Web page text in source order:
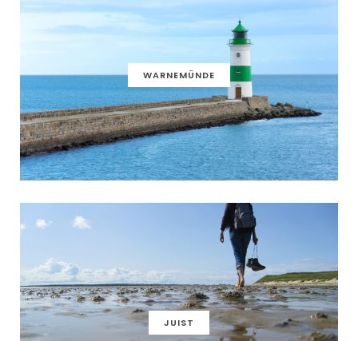
WARNEMÜNDE
JUIST